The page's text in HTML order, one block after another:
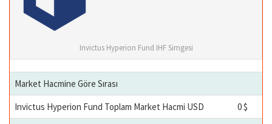
Invictus Hyperion Fund IHF Simgesi
Market Hacmine Göre Sırası
Invictus Hyperion Fund Toplam Market Hacmi USD
0 $